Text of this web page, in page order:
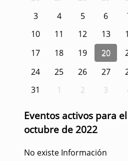
3
4 5 6
10
11 12 13
17
18 19 20
24
25 26 27
31
1 2 3
Eventos activos para
octubre de 2022
No existe Información